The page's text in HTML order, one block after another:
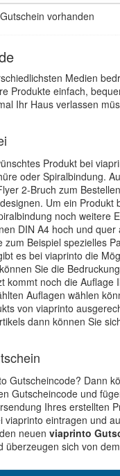
vorhanden
Medien
Produkte einfach,
Ihr Haus verlassen
Produkt bei
oder Spiralbindung.
2-Bruch zum
Um ein
noch
DIN A4 hoch und
Beispiel spezielles
es bei viaprinto die
Sie die
kommt noch die
Auflagen wählen
von viaprinto
dann können Sie
Gutscheincode? Dann
Gutscheincode und
Ihres erstellten
eintragen und
neuen viaprinto
sich von